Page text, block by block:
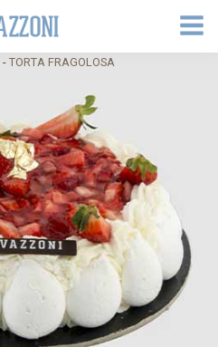
- TORTA FRAGOLOSA